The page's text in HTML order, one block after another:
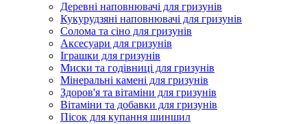
Деревні наповнювачі для гризунів
Кукурудзяні наповнювачі для гризунів
Солома та сіно для гризунів
Аксесуари для гризунів
Іграшки для гризунів
Миски та годівниці для гризунів
Мінеральні камені для гризунів
Здоров'я та вітаміни для гризунів
Вітаміни та добавки для гризунів
Пісок для купання шиншил